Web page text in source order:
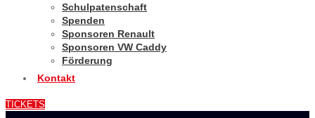
Schulpatenschaft
Spenden
Sponsoren Renault
Sponsoren VW Caddy
Förderung
Kontakt
TICKETS